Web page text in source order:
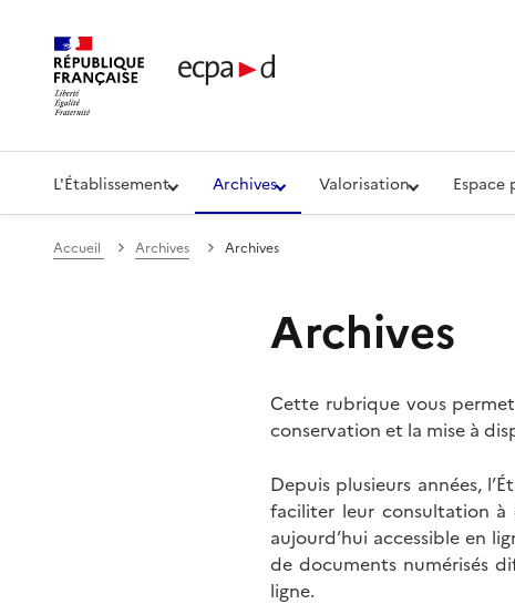
Établissement de communication et de production
L'Établissement Archives Valorisation Espace
Accueil Archives Archives
Archives
Cette rubrique vous
conservation et la mise à
Depuis plusieurs années,
faciliter leur consultation
aujourd’hui accessible en
de documents numérisés
ligne.